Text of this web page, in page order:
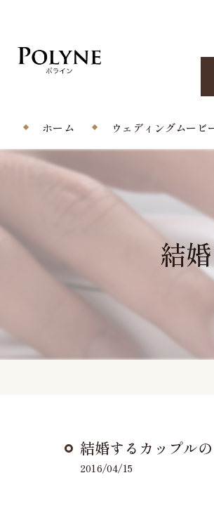
ホーム ウェディングムービ
エンドロール/当日撮影
オープニングムービー
結
結婚するカップル
2016/04/15